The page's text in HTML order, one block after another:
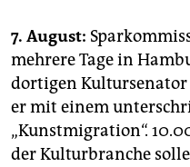
7. August:
mehrere Tage in
dortigen
er mit einem
„Kunstmigration“.
der Kulturbranche